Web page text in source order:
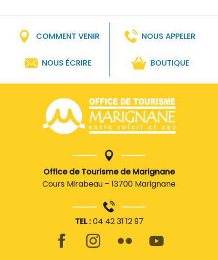
COMMENT VENIR NOUS APPELER
NOUS ÉCRIRE BOUTIQUE
Office de Tourisme de Marignane
Cours Mirabeau – 13700 Marignane
TEL :04 42 31 12 97